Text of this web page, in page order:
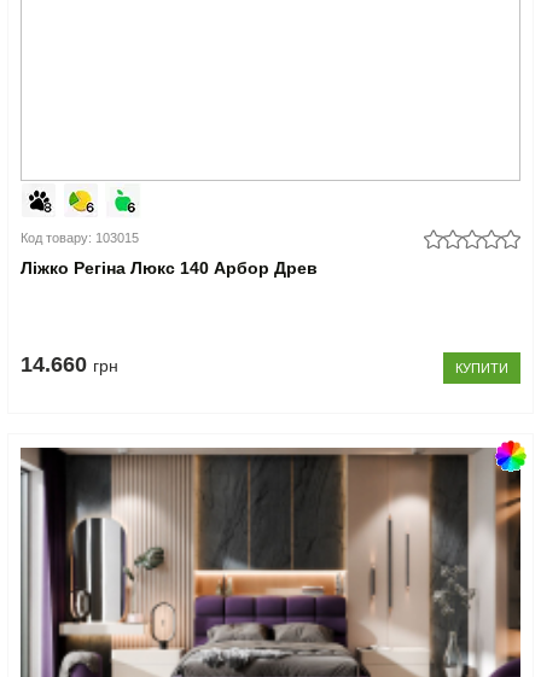
Код товару: 103015
Ліжко Регіна Люкс 140 Арбор Древ
14.660 грн КУПИТИ